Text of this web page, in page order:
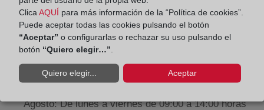
Dirección:
Sant Francésç, 4 - bajo, 8290
Horario:
Agosto: De lunes a viernes de 09:00 a 14:00 horas
Clica AQUÍ para más información de la “Política de cookies”.
Puede aceptar todas las cookies pulsando el botón
“Aceptar” o configurarlas o rechazar su uso pulsando el
botón “Quiero elegir…”
Quiero elegir... Aceptar